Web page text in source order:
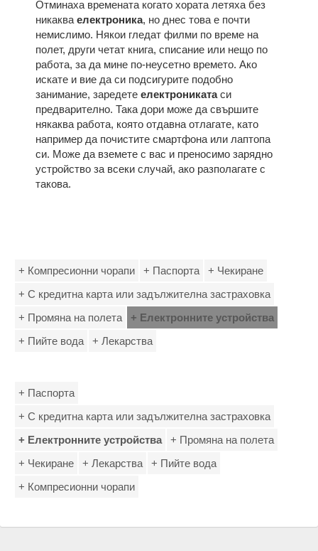
Отминаха времената когато хората летяха без
никаква електроника, но днес това е почти
немислимо. Някои гледат филми по време на
полет, други четат книга, списание или нещо по
работа, за да мине по-неусетно времето. Ако
искате и вие да си подсигурите подобно
занимание, заредете електроникатаси
предварително. Така дори може да свършите
някаква работа, която отдавна отлагате, като
например да почистите смартфона или лаптопа
си. Може да вземете с вас и преносимо зарядно
устройство за всеки случай, ако разполагате с
такова.
+ Компресионни чорапи + Паспорта
+ Чекиране
+ С кредитна карта или задължителна застраховка
+ Промяна на полета
+ Електронните устройства
+ Пийте вода
+ Лекарства
+ Паспорта
+ С кредитна карта или задължителна застраховка
+ Електронните устройства
+ Промяна на полета
+ Чекиране
+ Лекарства
+ Пийте вода
+ Компресионни чорапи